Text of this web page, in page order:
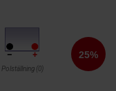
Polställning (0)